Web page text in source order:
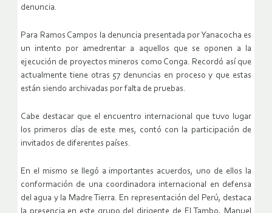
denuncia.
Para Ramos Campos la denuncia presentada por Yanacocha es
un intento por amedrentar a aquellos que se oponen a la
ejecución de proyectos mineros como Conga. Recordó así que
actualmente tiene otras 57 denuncias en proceso y que estas
están siendo archivadas por falta de pruebas.
Cabe destacar que el encuentro internacional que tuvo lugar
los primeros días de este mes, contó con la participación de
invitados de diferentes países.
En el mismo se llegó a importantes acuerdos, uno de ellos la
conformación de una coordinadora internacional en defensa
del agua y la Madre Tierra. En representación del Perú, destaca